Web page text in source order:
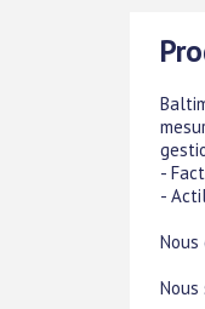
-
-
Nous